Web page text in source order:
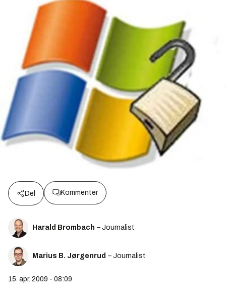
Del Kommenter
Harald Brombach – Journalist
Marius B. Jørgenrud – Journalist
15. apr. 2009 - 08:09